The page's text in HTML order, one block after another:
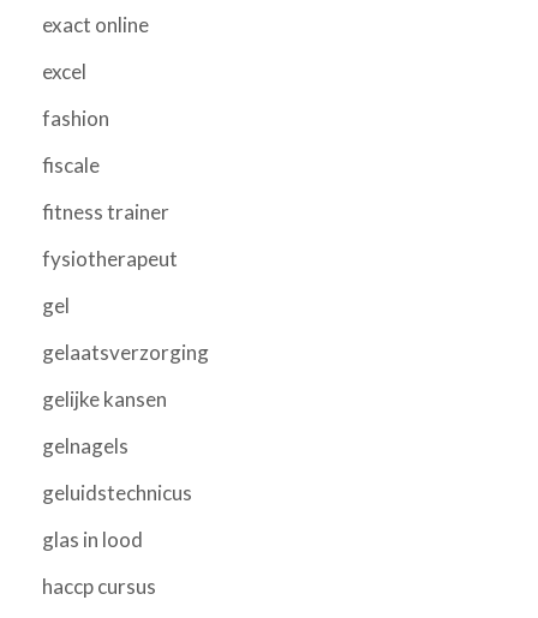
exact online
excel
fashion
fiscale
fitness trainer
fysiotherapeut
gel
gelaatsverzorging
gelijke kansen
gelnagels
geluidstechnicus
glas in lood
haccp cursus